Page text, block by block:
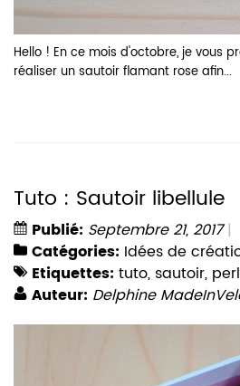
Hello ! En ce mois d'octobre, je vous
réaliser un sautoir flamant rose afin...
Tuto : Sautoir libellule
Publié: Septembre 21, 2017
Catégories: Idées de
Etiquettes: tuto, sautoir,
Auteur: Delphine